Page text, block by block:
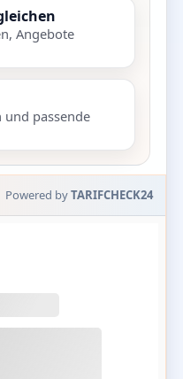
Angebote
und passende
Powered byTARIFCHECK24